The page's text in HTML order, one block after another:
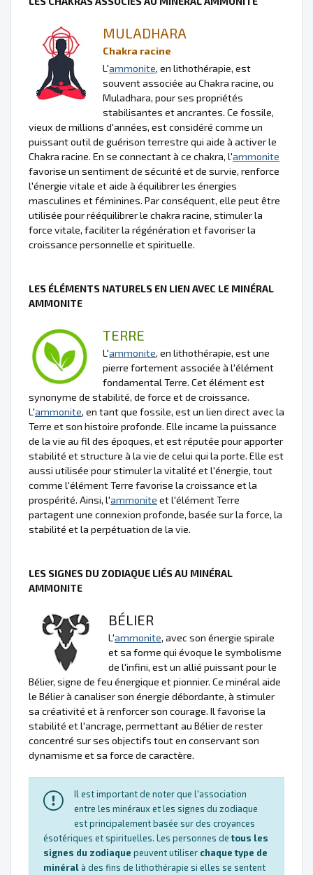
MULADHARA
Chakra racine
L'ammonite, en lithothérapie, est
souvent associée au Chakra racine, ou
Muladhara, pour ses propriétés
stabilisantes et ancrantes. Ce fossile,
vieux de millions d'années, est considéré comme un
puissant outil de guérison terrestre qui aide à activer le
Chakra racine. En se connectant à ce chakra, l'ammonite
favorise un sentiment de sécurité et de survie, renforce
l'énergie vitale et aide à équilibrer les énergies
masculines et féminines. Par conséquent, elle peut être
utilisée pour rééquilibrer le chakra racine, stimuler la
force vitale, faciliter la régénération et favoriser la
croissance personnelle et spirituelle.
LES ÉLÉMENTS NATURELS EN LIEN AVEC LE MINÉRAL
AMMONITE
TERRE
L'ammonite, en lithothérapie, est une
pierre fortement associée à l'élément
fondamental Terre. Cet élément est
synonyme de stabilité, de force et de croissance.
L'ammonite, en tant que fossile, est un lien direct avec la
Terre et son histoire profonde. Elle incarne la puissance
de la vie au fil des époques, et est réputée pour apporter
stabilité et structure à la vie de celui qui la porte. Elle est
aussi utilisée pour stimuler la vitalité et l'énergie, tout
comme l'élément Terre favorise la croissance et la
prospérité. Ainsi, l'ammonite et l'élément Terre
partagent une connexion profonde, basée sur la force, la
stabilité et la perpétuation de la vie.
LES SIGNES DU ZODIAQUE LIÉS AU MINÉRAL
AMMONITE
BÉLIER
L'ammonite, avec son énergie spirale
et sa forme qui évoque le symbolisme
de l'infini, est un allié puissant pour le
Bélier, signe de feu énergique et pionnier. Ce minéral aide
le Bélier à canaliser son énergie débordante, à stimuler
sa créativité et à renforcer son courage. Il favorise la
stabilité et l'ancrage, permettant au Bélier de rester
concentré sur ses objectifs tout en conservant son
dynamisme et sa force de caractère.
Il est important de noter que l'association
entre les minéraux et les signes du zodiaque
est principalement basée sur des croyances
ésotériques et spirituelles. Les personnes de tous les
signes du zodiaque peuvent utiliser chaque type de
minéralà des fins de lithothérapie si elles se sentent